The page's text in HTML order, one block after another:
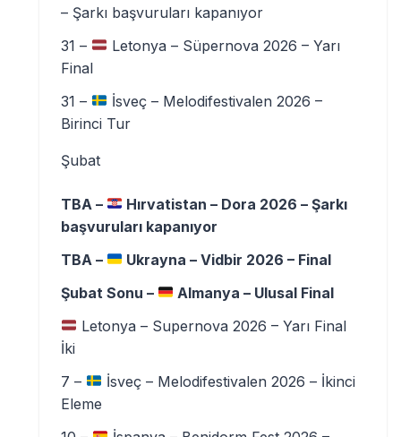
– Şarkı başvuruları kapanıyor
31 –
Letonya – Süpernova 2026 – Yarı
Final
31 –
İsveç – Melodifestivalen 2026 –
Birinci Tur
Şubat
TBA –
Hırvatistan – Dora 2026 – Şarkı
başvuruları kapanıyor
TBA –
Ukrayna – Vidbir 2026 – Final
Şubat Sonu –
Almanya – Ulusal Final
Letonya – Supernova 2026 – Yarı Final
İki
7 –
İsveç – Melodifestivalen 2026 – İkinci
Eleme